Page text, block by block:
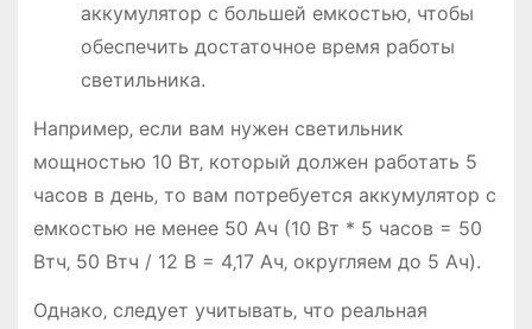
аккумулятор с большей емкостью‚ чтобы
обеспечить достаточное время работы
светильника.
Например‚ если вам нужен светильник
мощностью 10 Вт‚ который должен работать 5
часов в день‚ то вам потребуется аккумулятор с
емкостью не менее 50 Ач (10 Вт * 5 часов = 50
Втч‚ 50 Втч / 12 В = 4‚17 Ач‚ округляем до 5 Ач).
Однако‚ следует учитывать‚ что реальная